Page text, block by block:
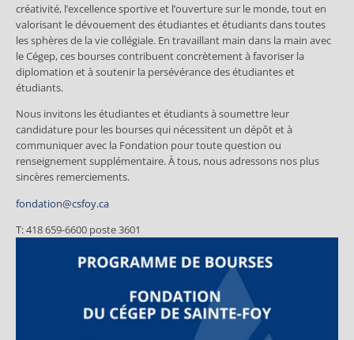
créativité, l’excellence sportive et l’ouverture sur le monde, tout en
valorisant le dévouement des étudiantes et étudiants dans toutes
les sphères de la vie collégiale. En travaillant main dans la main avec
le Cégep, ces bourses contribuent concrètement à favoriser la
diplomation et à soutenir la persévérance des étudiantes et
étudiants.
Nous invitons les étudiantes et étudiants à soumettre leur
candidature pour les bourses qui nécessitent un dépôt et à
communiquer avec la Fondation pour toute question ou
renseignement supplémentaire. À tous, nous adressons nos plus
sincères remerciements.
fondation@csfoy.ca
T: 418 659-6600 poste 3601